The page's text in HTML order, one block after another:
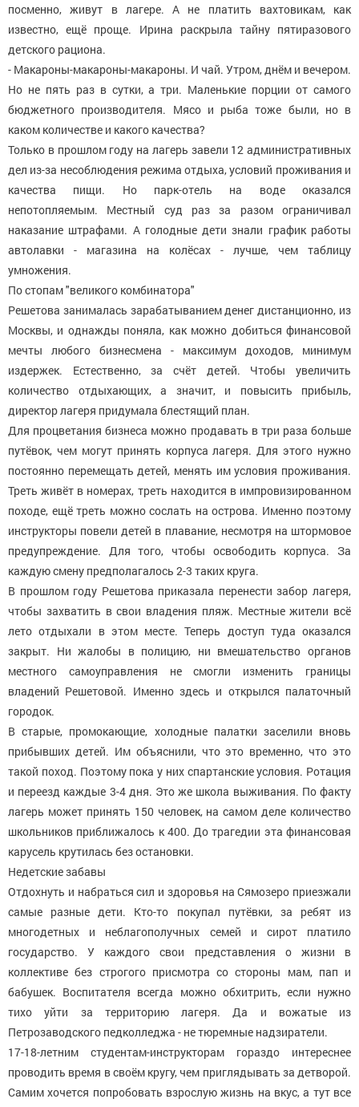
посменно, живут в лагере. А не платить вахтовикам, как
известно, ещё проще. Ирина раскрыла тайну пятиразового
детского рациона.
- Макароны-макароны-макароны. И чай. Утром, днём и вечером.
Но не пять раз в сутки, а три. Маленькие порции от самого
бюджетного производителя. Мясо и рыба тоже были, но в
каком количестве и какого качества?
Только в прошлом году на лагерь завели 12 административных
дел из-за несоблюдения режима отдыха, условий проживания и
качества пищи. Но парк-отель на воде оказался
непотопляемым. Местный суд раз за разом ограничивал
наказание штрафами. А голодные дети знали график работы
автолавки - магазина на колёсах - лучше, чем таблицу
умножения.
По стопам "великого комбинатора"
Решетова занималась зарабатыванием денег дистанционно, из
Москвы, и однажды поняла, как можно добиться финансовой
мечты любого бизнесмена - максимум доходов, минимум
издержек. Естественно, за счёт детей. Чтобы увеличить
количество отдыхающих, а значит, и повысить прибыль,
директор лагеря придумала блестящий план.
Для процветания бизнеса можно продавать в три раза больше
путёвок, чем могут принять корпуса лагеря. Для этого нужно
постоянно перемещать детей, менять им условия проживания.
Треть живёт в номерах, треть находится в импровизированном
походе, ещё треть можно сослать на острова. Именно поэтому
инструкторы повели детей в плавание, несмотря на штормовое
предупреждение. Для того, чтобы освободить корпуса. За
каждую смену предполагалось 2-3 таких круга.
В прошлом году Решетова приказала перенести забор лагеря,
чтобы захватить в свои владения пляж. Местные жители всё
лето отдыхали в этом месте. Теперь доступ туда оказался
закрыт. Ни жалобы в полицию, ни вмешательство органов
местного самоуправления не смогли изменить границы
владений Решетовой. Именно здесь и открылся палаточный
городок.
В старые, промокающие, холодные палатки заселили вновь
прибывших детей. Им объяснили, что это временно, что это
такой поход. Поэтому пока у них спартанские условия. Ротация
и переезд каждые 3-4 дня. Это же школа выживания. По факту
лагерь может принять 150 человек, на самом деле количество
школьников приближалось к 400. До трагедии эта финансовая
карусель крутилась без остановки.
Недетские забавы
Отдохнуть и набраться сил и здоровья на Сямозеро приезжали
самые разные дети. Кто-то покупал путёвки, за ребят из
многодетных и неблагополучных семей и сирот платило
государство. У каждого свои представления о жизни в
коллективе без строгого присмотра со стороны мам, пап и
бабушек. Воспитателя всегда можно обхитрить, если нужно
тихо уйти за территорию лагеря. Да и вожатые из
Петрозаводского педколледжа - не тюремные надзиратели.
17-18-летним студентам-инструкторам гораздо интереснее
проводить время в своём кругу, чем приглядывать за детворой.
Самим хочется попробовать взрослую жизнь на вкус, а тут все